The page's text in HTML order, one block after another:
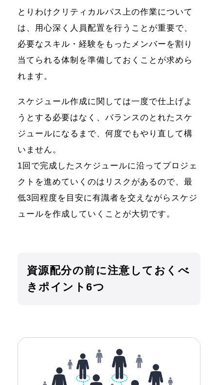
とりわけクリティカルパス上の作業について
は、用心深く人員配置を行うことが重要で、
必要なスキル・経験をもったメンバーを割り
当てられる体制を準備しておくことが求めら
れます。
スケジュール作成に関しては一度で仕上げよ
うとする必要はなく、バランスのとれたスケ
ジュールになるまで、何度でもやり直して構
いません。
1回で完成したスケジュールに沿ってプロジェ
クトを進めていくのはリスクがあるので、最
低3回程度を目安に有識者を交えながらスケジ
ュールを作成していくことが大切です。
資源配分の前に注意しておくべ
きポイント6つ